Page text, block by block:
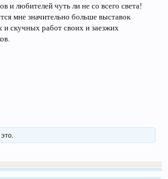
и любителей чуть ли не со всего света!
мне значительно больше выставок
и скучных работ своих и заезжих